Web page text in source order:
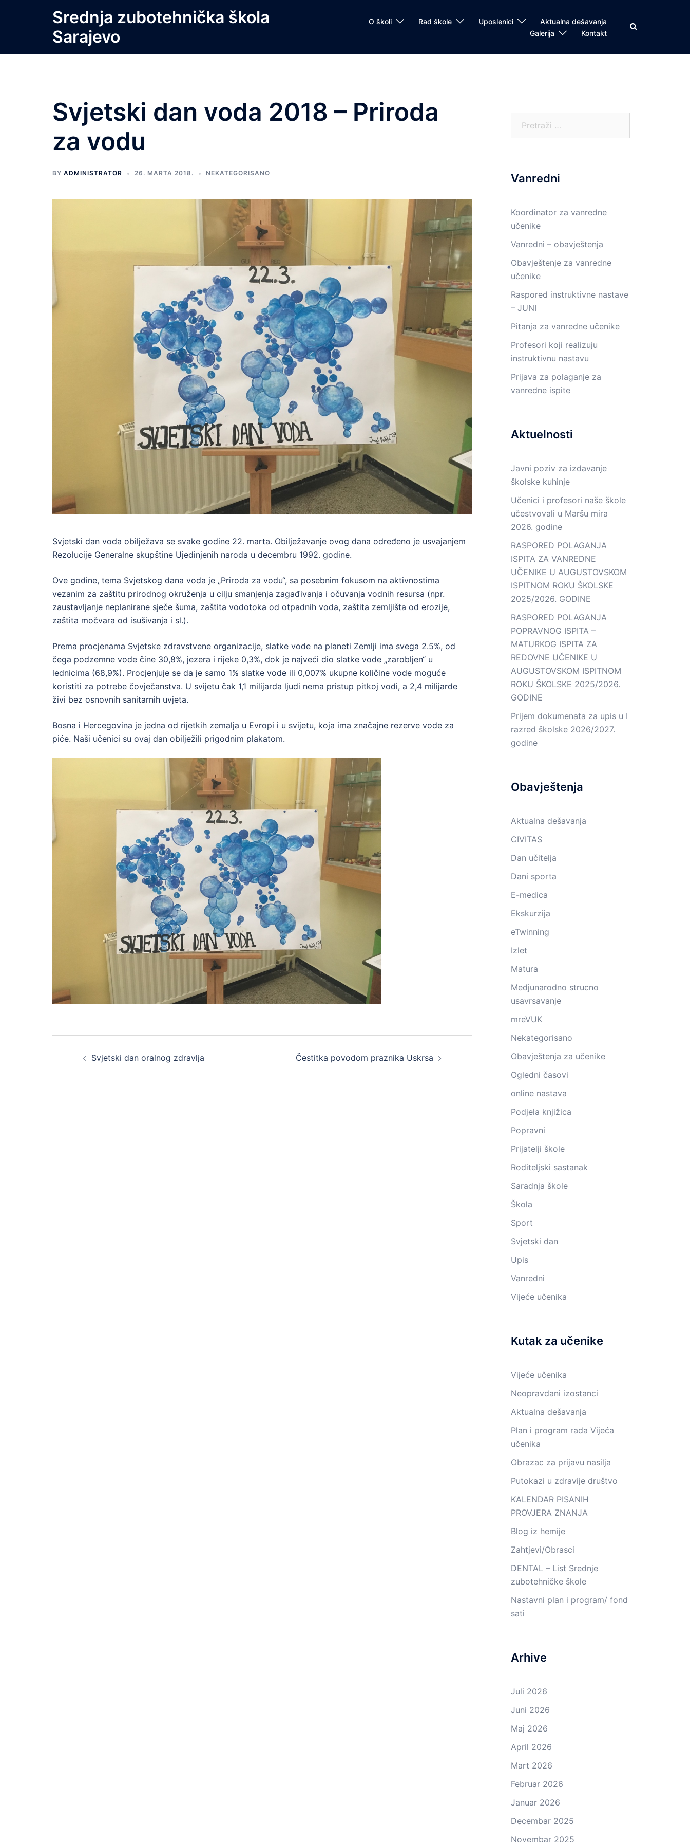
Srednja zubotehnička škola
Sarajevo
O školi Rad škole Uposlenici
Aktualna dešavanja
Galerija
Kontakt
Search
Svjetski dan voda 2018 – Priroda
za vodu
BY ADMINISTRATOR 26. MARTA 2018. NEKATEGORISANO
Svjetski dan voda obilježava se svake godine 22. marta. Obilježavanje ovog dana određeno je usvajanjem
Rezolucije Generalne skupštine Ujedinjenih naroda u decembru 1992. godine.
Ove godine, tema Svjetskog dana voda je „Priroda za vodu“, sa posebnim fokusom na aktivnostima
vezanim za zaštitu prirodnog okruženja u cilju smanjenja zagađivanja i očuvanja vodnih resursa (npr.
zaustavljanje neplanirane sječe šuma, zaštita vodotoka od otpadnih voda, zaštita zemljišta od erozije,
zaštita močvara od isušivanja i sl.).
Prema procjenama Svjetske zdravstvene organizacije, slatke vode na planeti Zemlji ima svega 2.5%, od
čega podzemne vode čine 30,8%, jezera i rijeke 0,3%, dok je najveći dio slatke vode „zarobljen“ u
lednicima (68,9%). Procjenjuje se da je samo 1% slatke vode ili 0,007% ukupne količine vode moguće
koristiti za potrebe čovječanstva. U svijetu čak 1,1 milijarda ljudi nema pristup pitkoj vodi, a 2,4 milijarde
živi bez osnovnih sanitarnih uvjeta.
Bosna i Hercegovina je jedna od rijetkih zemalja u Evropi i u svijetu, koja ima značajne rezerve vode za
piće. Naši učenici su ovaj dan obilježili prigodnim plakatom.
navigation
Svjetski dan oralnog zdravlja Čestitka povodom praznika Uskrsa
Vanredni
Koordinator za vanredne
učenike
Vanredni – obavještenja
Obavještenje za vanredne
učenike
Raspored instruktivne nastave
– JUNI
Pitanja za vanredne učenike
Profesori koji realizuju
instruktivnu nastavu
Prijava za polaganje za
vanredne ispite
Aktuelnosti
Javni poziv za izdavanje
školske kuhinje
Učenici i profesori naše škole
učestvovali u Maršu mira
2026. godine
RASPORED POLAGANJA
ISPITA ZA VANREDNE
UČENIKE U AUGUSTOVSKOM
ISPITNOM ROKU ŠKOLSKE
2025/2026. GODINE
RASPORED POLAGANJA
POPRAVNOG ISPITA –
MATURKOG ISPITA ZA
REDOVNE UČENIKE U
AUGUSTOVSKOM ISPITNOM
ROKU ŠKOLSKE 2025/2026.
GODINE
Prijem dokumenata za upis u I
razred školske 2026/2027.
godine
Obavještenja
Aktualna dešavanja
CIVITAS
Dan učitelja
Dani sporta
E-medica
Ekskurzija
eTwinning
Izlet
Matura
Medjunarodno strucno
usavrsavanje
mreVUK
Nekategorisano
Obavještenja za učenike
Ogledni časovi
online nastava
Podjela knjižica
Popravni
Prijatelji škole
Roditeljski sastanak
Saradnja škole
Škola
Sport
Svjetski dan
Upis
Vanredni
Vijeće učenika
Kutak za učenike
Vijeće učenika
Neopravdani izostanci
Aktualna dešavanja
Plan i program rada Vijeća
učenika
Obrazac za prijavu nasilja
Putokazi u zdravije društvo
KALENDAR PISANIH
PROVJERA ZNANJA
Blog iz hemije
Zahtjevi/Obrasci
DENTAL – List Srednje
zubotehničke škole
Nastavni plan i program/ fond
sati
Arhive
Juli 2026
Juni 2026
Maj 2026
April 2026
Mart 2026
Februar 2026
Januar 2026
Decembar 2025
Novembar 2025